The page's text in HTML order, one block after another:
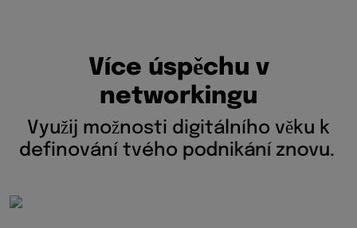
Více úspěc hu v
networkingu
Využij možnosti digitálního věku k
definování tvého podnikání znovu.